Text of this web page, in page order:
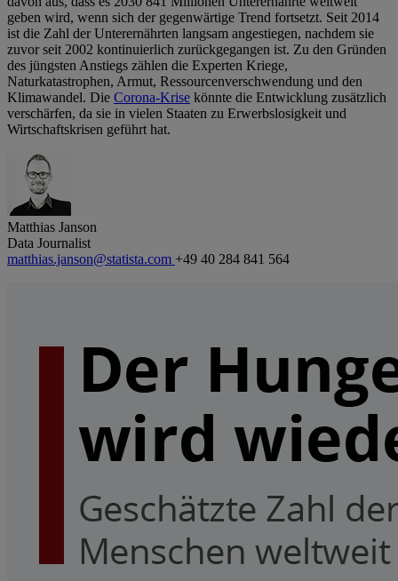
geben wird, wenn sich der gegenwärtige Trend fortsetzt. Seit 2014
ist die Zahl der Unterernährten langsam angestiegen, nachdem sie
zuvor seit 2002 kontinuierlich zurückgegangen ist. Zu den Gründen
des jüngsten Anstiegs zählen die Experten Kriege,
Naturkatastrophen, Armut, Ressourcenverschwendung und den
Klimawandel. Die Corona-Krise könnte die Entwicklung zusätzlich
verschärfen, da sie in vielen Staaten zu Erwerbslosigkeit und
Wirtschaftskrisen geführt hat.
Matthias Janson
Data Journalist
matthias.janson@statista.com +49 40 284 841 564